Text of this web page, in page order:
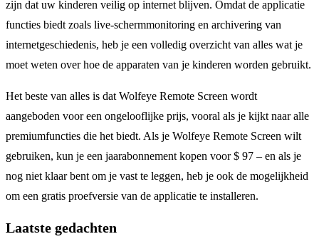
zijn dat uw kinderen veilig op internet blijven. Omdat de applicatie
functies biedt zoals live-schermmonitoring en archivering van
internetgeschiedenis, heb je een volledig overzicht van alles wat je
moet weten over hoe de apparaten van je kinderen worden gebruikt.
Het beste van alles is dat Wolfeye Remote Screen wordt
aangeboden voor een ongelooflijke prijs, vooral als je kijkt naar alle
premiumfuncties die het biedt. Als je Wolfeye Remote Screen wilt
gebruiken, kun je een jaarabonnement kopen voor $ 97 – en als je
nog niet klaar bent om je vast te leggen, heb je ook de mogelijkheid
om een gratis proefversie van de applicatie te installeren.
Laatste gedachten